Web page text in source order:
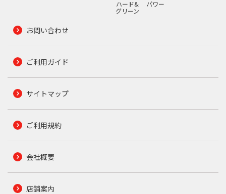
ハード&
グリーン
パワー
お問い合わせ
ご利用ガイド
サイトマップ
ご利用規約
会社概要
店舗案内